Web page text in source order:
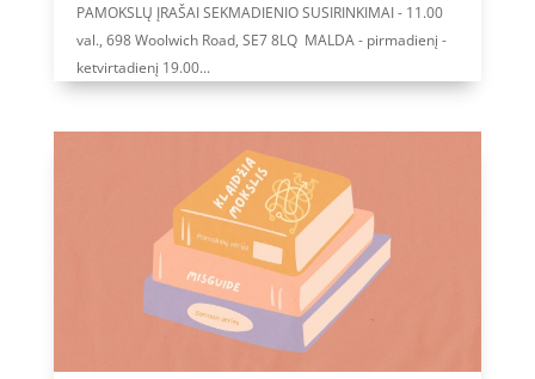
PAMOKSLŲ ĮRAŠAI SEKMADIENIO SUSIRINKIMAI - 11.00
val., 698 Woolwich Road, SE7 8LQ MALDA - pirmadienį -
ketvirtadienį 19.00...